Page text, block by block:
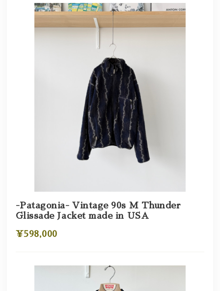
-Patagonia- Vintage 90s M Thunder
Glissade Jacket made in USA
¥598,000